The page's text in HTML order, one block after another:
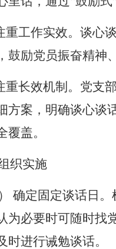
重工作实效。 谈心
鼓励党员振奋精神
重长效机制。 党支
方案，明确谈心谈
覆盖。
织实施
确定固定谈话日。
为必要时可随时找
时进行诫勉谈话。